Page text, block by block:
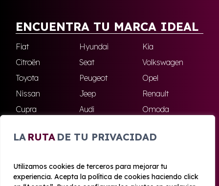
LA RUTA DE TU PRIVACIDAD
Utilizamos cookies de terceros para mejorar tu
experiencia. Acepta la política de cookies haciendo click
ENCUENTRA TU MARCA IDEAL
Fiat Hyundai
Kia
Citroën
Seat
Volkswagen
Toyota
Peugeot
Opel
Nissan
Jeep
Renault
Cupra
Audi
Omoda
Skoda
Ford Todas las marcas